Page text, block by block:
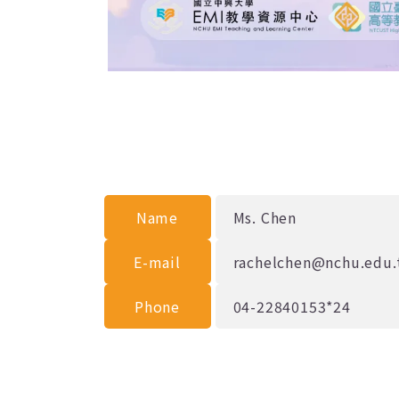
Name Ms. Chen
E-mail
Phone 04-22840153*24